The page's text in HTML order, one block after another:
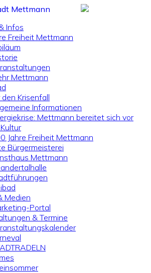
Infos
Freiheit Mettmann
Mettmann
Krisenfall
Informationen
Mettmann bereitet sich vor
Jahre Freiheit Mettmann
Bürgermeisterei
Mettmann
Medien
Portal
& Termine